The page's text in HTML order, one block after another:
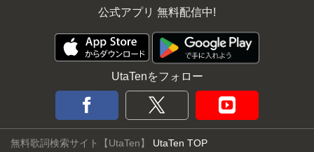
公式アプリ 無料配信中!
UtaTenをフォロー
無料歌詞検索サイト【UtaTen】 UtaTen TOP